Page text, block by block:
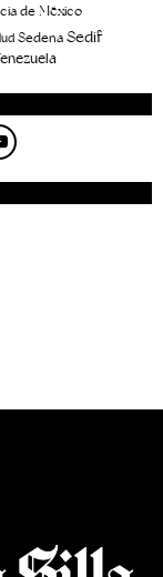
de México
Sedena Sedif